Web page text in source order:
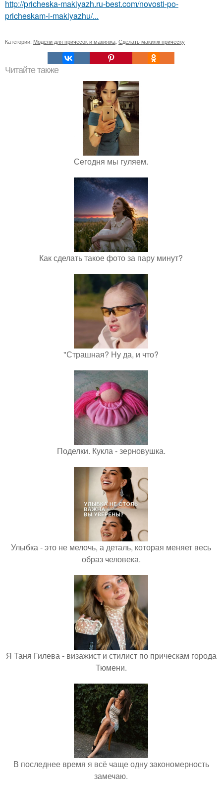
http://pricheska-makiyazh.ru-best.com/novosti-po-
pricheskam-i-makiyazhu/...
Категории: Модели для причесок и макияжа, Сделать макияж прическу
Читайте также
Сегодня мы гуляем.
Как сделать такое фото за пару минут?
"Страшная? Ну да, и что?
Поделки. Кукла - зерновушка.
Улыбка - это не мелочь, а деталь, которая меняет весь
образ человека.
Я Таня Гилева - визажист и стилист по прическам города
Тюмени.
В последнее время я всё чаще одну закономерность
замечаю.